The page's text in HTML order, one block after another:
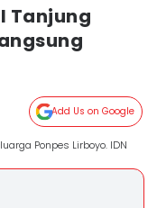
Tanjung
Add Us on Google
Ponpes Lirboyo. IDN